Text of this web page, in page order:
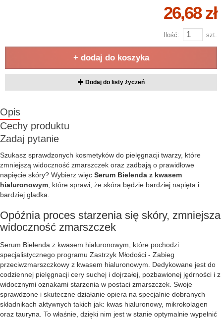
26,68 zł
Ilość: szt.
+ dodaj do koszyka
Dodaj do listy życzeń
Opis
Cechy produktu
Zadaj pytanie
Szukasz sprawdzonych kosmetyków do pielęgnacji twarzy, które
zmniejszą widoczność zmarszczek oraz zadbają o prawidłowe
napięcie skóry? Wybierz więc Serum Bielenda z kwasem
hialuronowym , które sprawi, że skóra będzie bardziej napięta i
bardziej gładka.
Opóźnia proces starzenia się skóry, zmniejsza
widoczność zmarszczek
Serum Bielenda z kwasem hialuronowym, które pochodzi
specjalistycznego programu Zastrzyk Młodości - Zabieg
przeciwzmarszczkowy z kwasem hialuronowym. Dedykowane jest do
codziennej pielęgnacji cery suchej i dojrzałej, pozbawionej jędrności i z
widocznymi oznakami starzenia w postaci zmarszczek. Swoje
sprawdzone i skuteczne działanie opiera na specjalnie dobranych
składnikach aktywnych takich jak: kwas hialuronowy, mikrokolagen
oraz tauryna. To właśnie, dzięki nim jest w stanie optymalnie wypełnić